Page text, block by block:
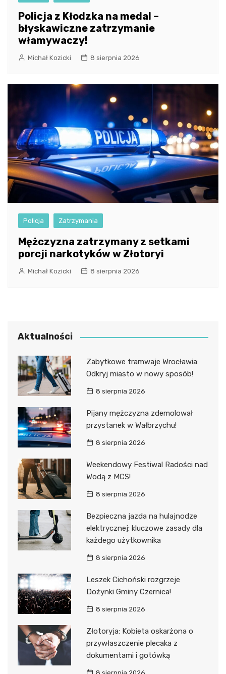
Policja z Kłodzka na medal –
błyskawiczne zatrzymanie
włamywaczy!
Michał Kozicki 8 sierpnia 2026
Policja Zatrzymania
Mężczyzna zatrzymany z setkami
porcji narkotyków w Złotoryi
Michał Kozicki 8 sierpnia 2026
Aktualności
Zabytkowe tramwaje Wrocławia:
Odkryj miasto w nowy sposób!
8 sierpnia 2026
Pijany mężczyzna zdemolował
przystanek w Wałbrzychu!
8 sierpnia 2026
Weekendowy Festiwal Radości nad
Wodą z MCS!
8 sierpnia 2026
Bezpieczna jazda na hulajnodze
elektrycznej: kluczowe zasady dla
każdego użytkownika
8 sierpnia 2026
Leszek Cichoński rozgrzeje
Dożynki Gminy Czernica!
8 sierpnia 2026
Złotoryja: Kobieta oskarżona o
przywłaszczenie plecaka z
dokumentami i gotówką